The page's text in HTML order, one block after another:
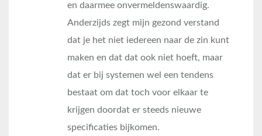
en daarmee onvermeldenswaardig.
Anderzijds zegt mijn gezond verstand
dat je het niet iedereen naar de zin kunt
maken en dat dat ook niet hoeft, maar
dat er bij systemen wel een tendens
bestaat om dat toch voor elkaar te
krijgen doordat er steeds nieuwe
specificaties bijkomen.